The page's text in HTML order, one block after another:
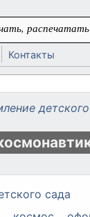
Контакты
сада